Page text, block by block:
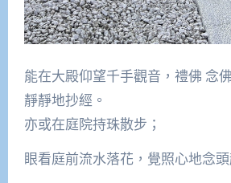
能在大殿仰望千手觀音，禮佛 念
靜靜地抄經。
亦或在庭院持珠散步；
眼看庭前流水落花，覺照心地念頭